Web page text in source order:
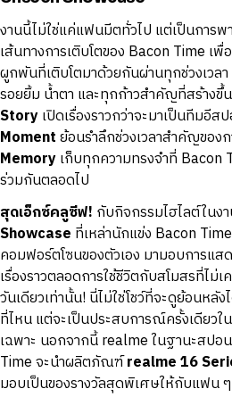
งานนี้ไม่ใช่แค่แฟนมีตทั่วไป แต่เป็นการ
เส้นทางการเติบโตของ Bacon Time เ
ผูกพันที่เติบโตมาด้วยกันผ่านทุกช่วงเวล
รอยยิ้ม น้ำตา และทุกก้าวสำคัญที่สร้างขึ้
Storyเปิดเรื่องราวกว่าจะมาเป็นทีมอีส
Momentย้อนรำลึกช่วงเวลาสำคัญของ
Memoryเก็บทุกความทรงจำที่ Bacon
ร่วมกันตลอดไป
สุดเอ็กซ์คลูซีฟ! กับกิจกรรมไฮไลต์ในง
Showcase ที่เหล่านักแข่ง Bacon
คอมฟอร์ตโซนของตัวเอง มามอบการแ
เรื่องราวตลอดการใช้ชีวิตกับสโมสรที่ไม่
วันเดียวเท่านั้น! นี่ไม่ใช่โชว์ที่จะดูย้อนหลัง
ที่ไหน แต่จะเป็นประสบการณ์ครั้งเดียวใ
เฉพาะ นอกจากนี้ realme ในฐานะสปอ
Time จะนำผลิตภัณฑ์realme 16
มอบเป็นของรางวัลสุดพิเศษให้กับแฟน